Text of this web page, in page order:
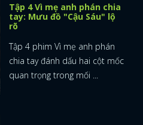
Tập 4 Vì mẹ anh phán chia
tay: Mưu đồ "Cậu Sáu" lộ
rõ
Tập 4 phim Vì mẹ anh phán
chia tay đánh dấu hai cột mốc
quan trọng trong mối ...